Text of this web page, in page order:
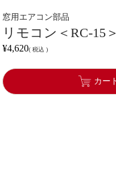
窓用エアコン部品
リモコン＜RC-15
¥4,620 税込
カー